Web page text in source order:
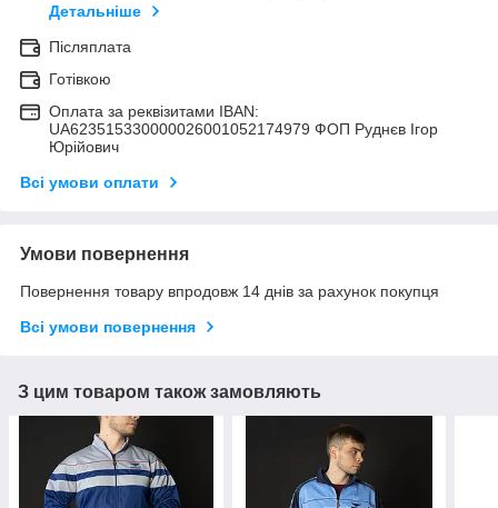
Детальніше
Післяплата
Готівкою
Оплата за реквізитами IBAN:
UA623515330000026001052174979 ФОП Руднєв Ігор
Юрійович
Всі умови оплати
Умови повернення
Повернення товару впродовж 14 днів за рахунок покупця
Всі умови повернення
З цим товаром також замовляють